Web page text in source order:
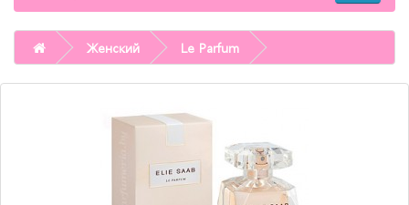
Женский Le Parfum